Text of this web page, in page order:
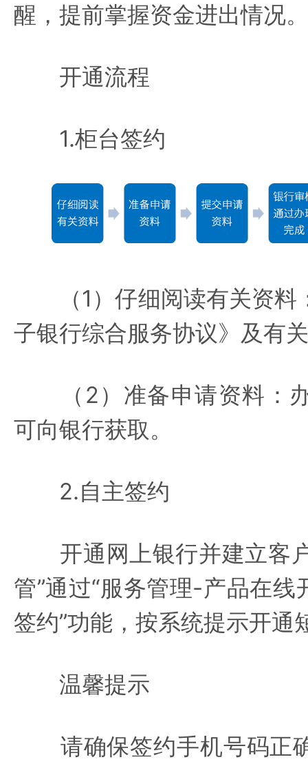
醒，提前掌握资金进出情况。
开通流程
1.柜台签约
（1）仔细阅读有关资料
子银行综合服务协议》及有
（2）准备申请资料：办
可向银行获取。
2.自主签约
开通网上银行并建立客户
管”通过“服务管理-产品在
签约”功能，按系统提示开通
温馨提示
请确保签约手机号码正